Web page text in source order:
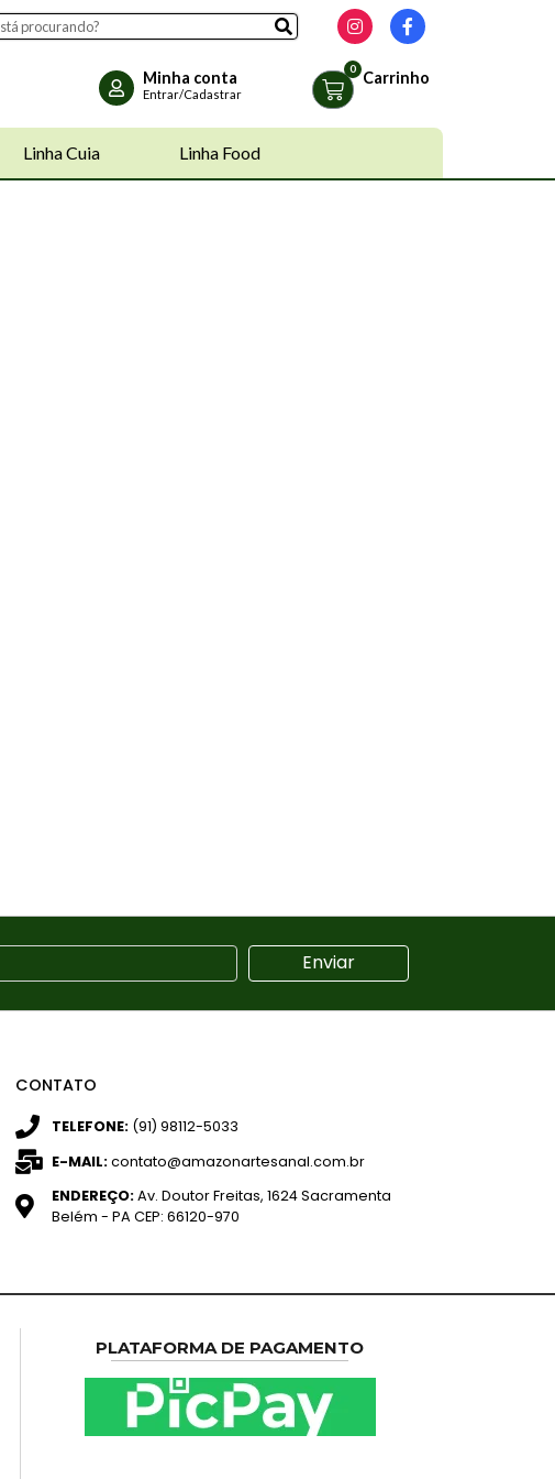
Minha conta
Entrar/Cadastrar
Carrinho
Linha Cuia Linha Food
Enviar
CONTATO
TELEFONE: (91) 98112-5033
E-MAIL:contato@amazonartesanal.com.br
ENDEREÇO:Av. Doutor Freitas, 1624 Sacramenta
Belém - PA CEP: 66120-970
PLATAFORMA DE PAGAMENTO